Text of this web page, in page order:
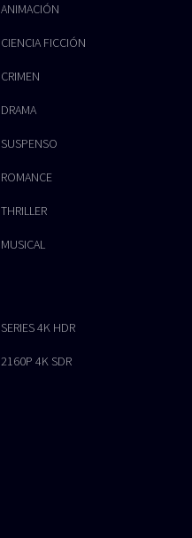
ANIMACIÓN
CIENCIA FICCIÓN
CRIMEN
DRAMA
SUSPENSO
ROMANCE
THRILLER
MUSICAL
SERIES 4K HDR
2160P 4K SDR